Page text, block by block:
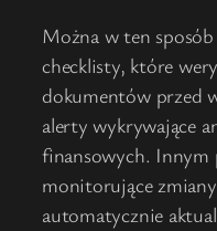
Można w ten
checklisty, które
dokumentów przed
alerty wykrywające
finansowych. Innym
monitorujące
automatycznie